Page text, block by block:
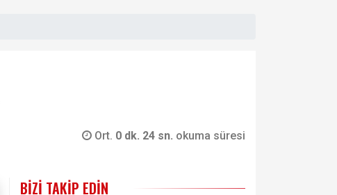
Ort. 0 dk. 24 sn. okuma süresi
BIZI TAKIP EDIN